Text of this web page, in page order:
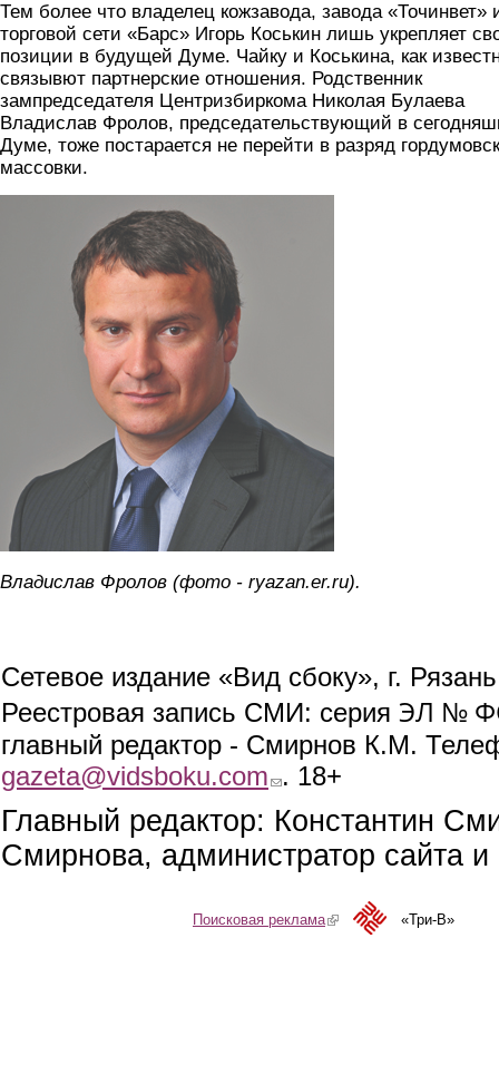
Тем более что владелец кожзавода, завода «Точинвет»
торговой сети «Барс» Игорь Коськин лишь укрепляет
позиции в будущей Думе. Чайку и Коськина, как
связывют партнерские отношения. Родственник
зампредседателя Центризбиркома Николая Булаева
Владислав Фролов, председательствующий в
Думе, тоже постарается не перейти в разряд
массовки.
Владислав Фролов (фото - ryazan.er.ru).
Сетевое издание «Вид сбоку», г.
Реестровая запись СМИ: серия ЭЛ №
главный редактор - Смирнов К.М.
gazeta@vidsboku.com (link sends e-mail)
. 18+
Главный редактор: Константин
Смирнова, администратор сайта
Поисковая реклама(link is external)«Три-В»